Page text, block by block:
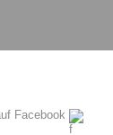
Facebook